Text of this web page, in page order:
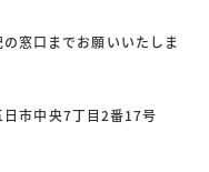
窓口までお願いいたしま
市中央7丁目2番17号